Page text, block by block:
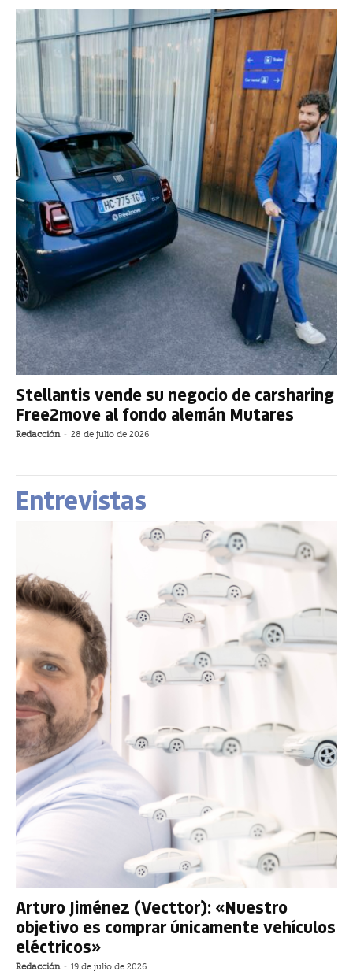
Stellantis vende su negocio de carsharing
Free2move al fondo alemán Mutares
Redacción - 28 de julio de 2026
Entrevistas
Arturo Jiménez (Vecttor): «Nuestro
objetivo es comprar únicamente vehículos
eléctricos»
Redacción - 19 de julio de 2026